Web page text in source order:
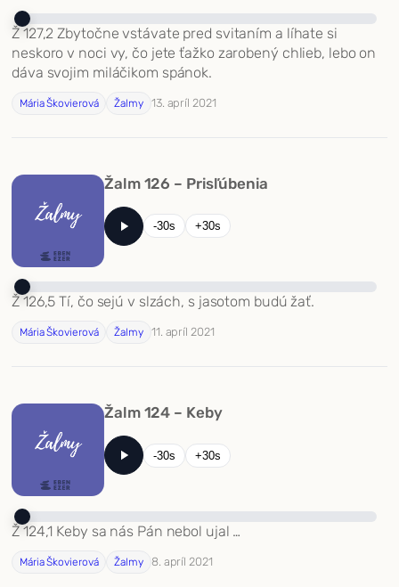
Ž 127,2 Zbytočne vstávate pred svitaním a líhate si
neskoro v noci vy, čo jete ťažko zarobený chlieb, lebo on
dáva svojim miláčikom spánok.
Mária Škovierová Žalmy 13. apríl 2021
Žalm 126 – Prisľúbenia
-30s +30s
Ž 126,5 Tí, čo sejú v slzách, s jasotom budú žať.
Mária Škovierová Žalmy 11. apríl 2021
Žalm 124 – Keby
-30s +30s
Ž 124,1 Keby sa nás Pán nebol ujal …
Mária Škovierová Žalmy 8. apríl 2021